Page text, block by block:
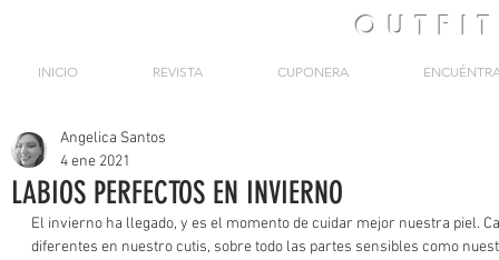
OUTFIT
INICIO REVISTA CUPONERA
LABIOS PERFECTOS EN INVIERNO
Angelica Santos
4 ene 2021
El invierno ha llegado, y es el momento de cuidar mejor nuestra piel.
diferentes en nuestro cutis, sobre todo las partes sensibles como